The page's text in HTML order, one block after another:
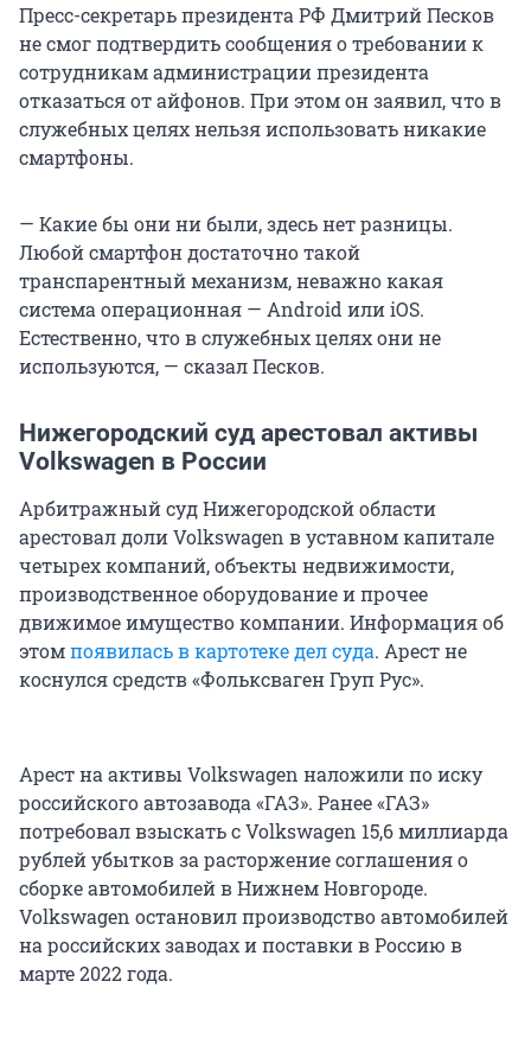
Пресс-секретарь президента РФ Дмитрий Песков
не смог подтвердить сообщения о требовании к
сотрудникам администрации президента
отказаться от айфонов. При этом он заявил, что в
служебных целях нельзя использовать никакие
смартфоны.
— Какие бы они ни были, здесь нет разницы.
Любой смартфон достаточно такой
транспарентный механизм, неважно какая
система операционная — Android или iOS.
Естественно, что в служебных целях они не
используются, — сказал Песков.
Нижегородский суд арестовал активы
Volkswagen в России
Арбитражный суд Нижегородской области
арестовал доли Volkswagen в уставном капитале
четырех компаний, объекты недвижимости,
производственное оборудование и прочее
движимое имущество компании. Информация об
этомпоявилась в картотеке дел суда. Арест не
коснулся средств «Фольксваген Груп Рус».
Арест на активы Volkswagen наложили по иску
российского автозавода «ГАЗ». Ранее «ГАЗ»
потребовал взыскать с Volkswagen 15,6 миллиарда
рублей убытков за расторжение соглашения о
сборке автомобилей в Нижнем Новгороде.
Volkswagen остановил производство автомобилей
на российских заводах и поставки в Россию в
марте 2022 года.